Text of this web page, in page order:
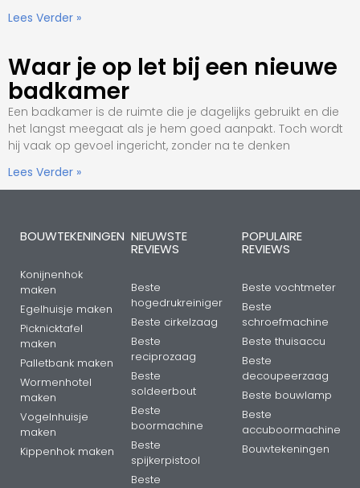
Lees Verder »
Waar je op let bij een nieuwe
badkamer
Een badkamer is de ruimte die je dagelijks gebruikt en die
het langst meegaat als je hem goed aanpakt. Toch wordt
hij vaak op gevoel ingericht, zonder na te denken
Lees Verder »
BOUWTEKENINGEN
Konijnenhok
maken
Egelhuisje maken
Picknicktafel
maken
Palletbank maken
Wormenhotel
maken
Vogelnhuisje
maken
Kippenhok maken
NIEUWSTE
REVIEWS
Beste
hogedrukreiniger
Beste cirkelzaag
Beste
reciprozaag
Beste
soldeerbout
Beste
boormachine
Beste
spijkerpistool
Beste
POPULAIRE
REVIEWS
Beste vochtmeter
Beste
schroefmachine
Beste thuisaccu
Beste
decoupeerzaag
Beste bouwlamp
Beste
accuboormachine
Bouwtekeningen